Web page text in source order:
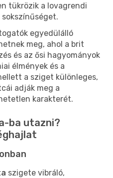
tükrözik a lovagrendi
egyedülálló
meg, ahol a brit
és az ősi hagyományok
élmények és a
a sziget különleges,
adják meg a
karakterét.
ba utazni?
szigete vibráló,